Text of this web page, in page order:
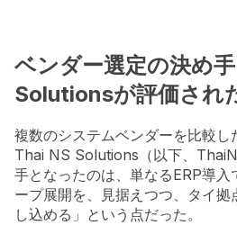
ベンダー選定の決め
Solutionsが評価され
複数のシステムベンダーを比較し
Thai NS Solutions（以下、
手となったのは、単なるERP導
ープ展開を、見据えつつ、タイ拠
し込める」という点だった。